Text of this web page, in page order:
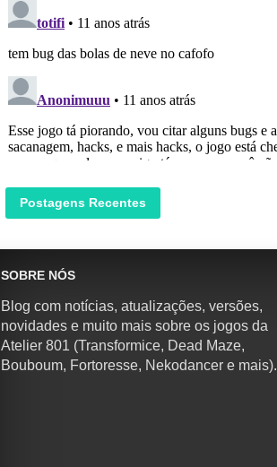
Postagens Recentes
SOBRE NÓS
Blog com notícias, atualizações, versões,
novidades e muito mais sobre os jogos da
Atelier 801 (Transformice, Dead Maze,
Bouboum, Fortoresse, Nekodancer e mais).